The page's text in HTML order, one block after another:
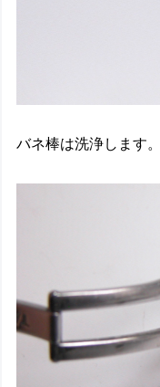
バネ棒は洗浄します。